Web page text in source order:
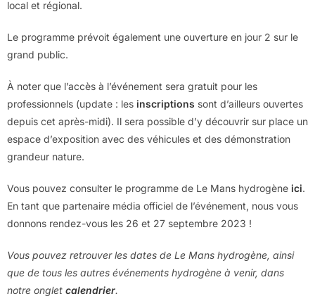
local et régional.
Le programme prévoit également une ouverture en jour 2 sur le
grand public.
À noter que l’accès à l’événement sera gratuit pour les
professionnels (update : les inscriptions sont d’ailleurs ouvertes
depuis cet après-midi). Il sera possible d’y découvrir sur place un
espace d’exposition avec des véhicules et des démonstration
grandeur nature.
Vous pouvez consulter le programme de Le Mans hydrogène ici.
En tant que partenaire média officiel de l’événement, nous vous
donnons rendez-vous les 26 et 27 septembre 2023 !
Vous pouvez retrouver les dates de Le Mans hydrogène, ainsi
que de tous les autres événements hydrogène à venir, dans
notre onglet calendrier.